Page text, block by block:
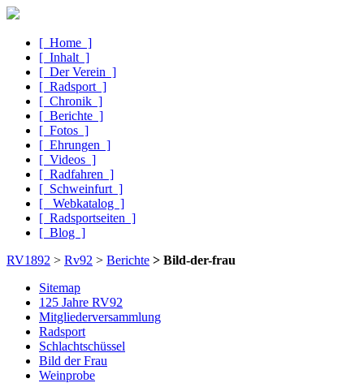
[ Home ]
[ Inhalt ]
[ Der Verein ]
[ Radsport ]
[ Chronik ]
[ Berichte ]
[ Fotos ]
[ Ehrungen ]
[ Videos ]
[ Radfahren ]
[ Schweinfurt ]
[ Webkatalog ]
[ Radsportseiten ]
[ Blog ]
RV1892 > Rv92 > Berichte > Bild-der-frau
Sitemap
125 Jahre RV92
Mitglieder­versammlung
Radsport
Schlacht­schüssel
Bild der Frau
Weinprobe